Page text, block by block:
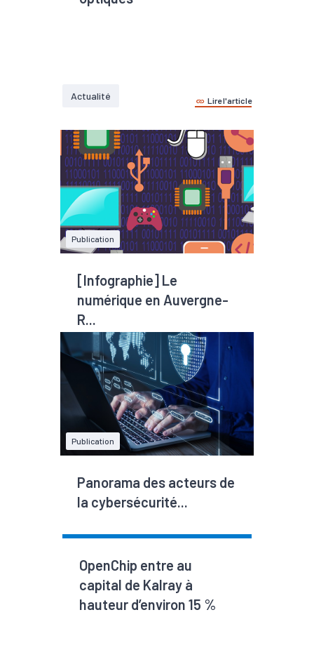
Actualité Lire l'article
Publication
[Infographie] Le
numérique en Auvergne-
R...
Publication
Panorama des acteurs de
la cybersécurité...
OpenChip entre au
capital de Kalray à
hauteur d’environ 15 %